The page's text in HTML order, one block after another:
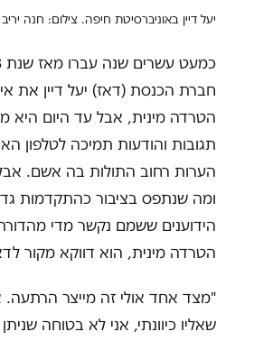
יעל דיין באוניברסיטת חיפה. צילום: חנה יריב CC-BY-SA-3.0
חברת הכנסת (דאז) יעל דיין את
הטרדה מינית, אבל עד היום היא
תגובות והודעות תמיכה לטלפון
הערות רחוב התולות בה אשם.
ומה שנתפס בציבור כהתקדמות
הידוענים ששמם נקשר מדי
הטרדה מינית, הוא דווקא מקור
"מצד אחד אולי זה מייצר
שאליו כיוונתי, אני לא בטוחה